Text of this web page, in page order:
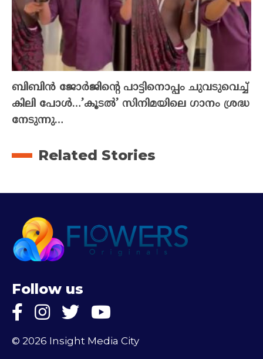
ബിബിൻ ജോർജിന്റെ പാട്ടിനൊപ്പം ചുവടുവെച്ച്
കിലി പോൾ…’കൂടൽ’ സിനിമയിലെ ഗാനം ശ്രദ്ധ
നേടുന്നു…
Related Stories
Follow us
© 2026 Insight Media City